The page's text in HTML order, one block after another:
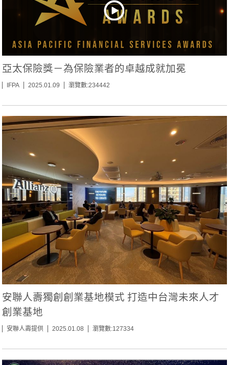
亞太保險獎－為保險業者的卓越成就加冕
IFPA 2025.01.09 瀏覽數:234442
安聯人壽獨創創業基地模式 打造中台灣未來人才
創業基地
安聯人壽提供 2025.01.08 瀏覽數:127334